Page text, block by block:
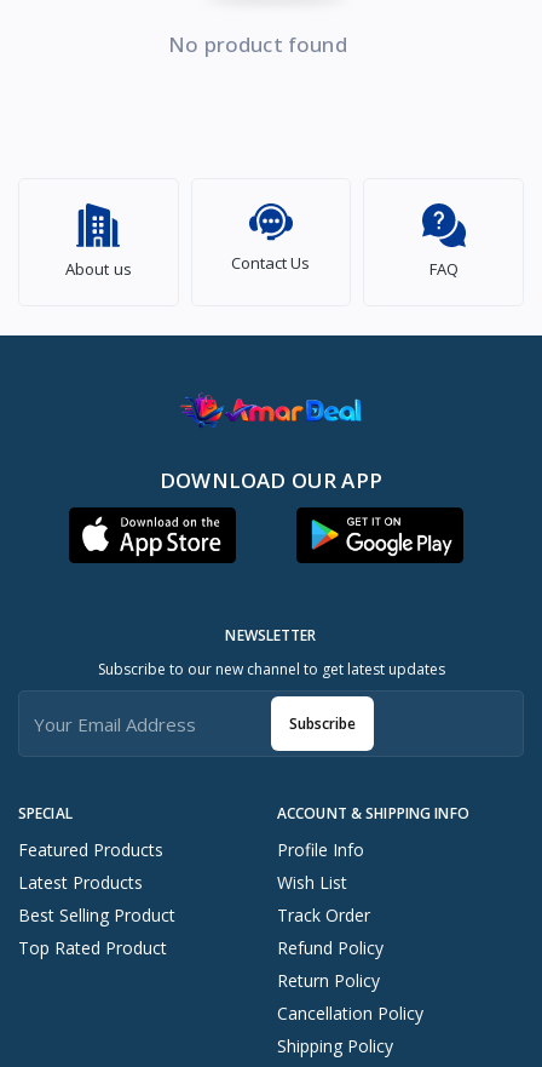
No product found
About us Contact Us FAQ
DOWNLOAD OUR APP
SPECIAL
Featured Products
Latest Products
Best Selling Product
Top Rated Product
ACCOUNT & SHIPPING INFO
Profile Info
Wish List
Track Order
Refund Policy
Return Policy
Cancellation Policy
Shipping Policy
NEWSLETTER
Subscribe to our new channel to get latest updates
Subscribe